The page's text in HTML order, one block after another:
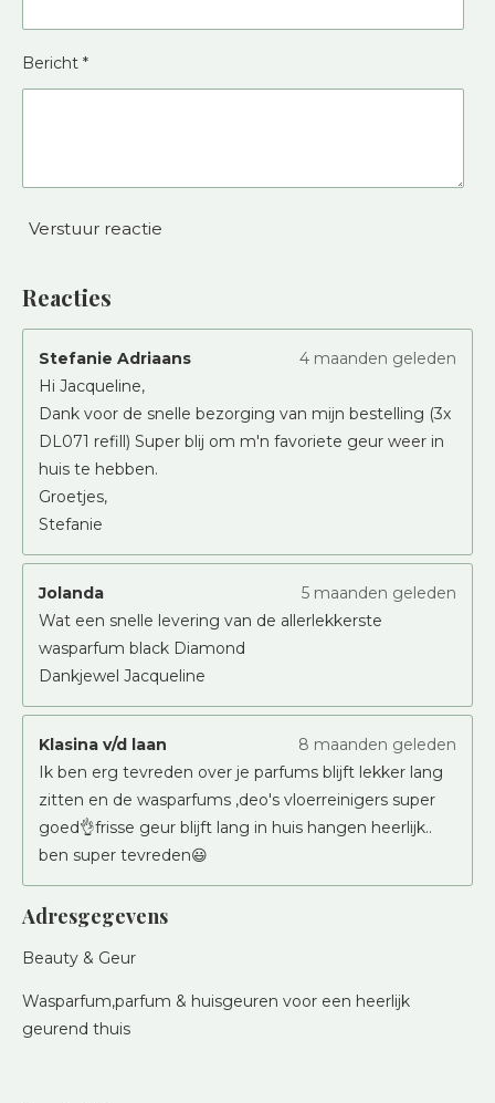
Bericht *
Verstuur reactie
Reacties
Stefanie Adriaans
4 maanden geleden
Hi Jacqueline,
Dank voor de snelle bezorging van mijn bestelling (3x
DL071 refill) Super blij om m'n favoriete geur weer in
huis te hebben.
Groetjes,
Stefanie
Jolanda
5 maanden geleden
Wat een snelle levering van de allerlekkerste
wasparfum black Diamond
Dankjewel Jacqueline
Klasina v/d laan
8 maanden geleden
Ik ben erg tevreden over je parfums blijft lekker lang
zitten en de wasparfums ,deo's vloerreinigers super
goed👌frisse geur blijft lang in huis hangen heerlijk..
ben super tevreden😃
Adresgegevens
Beauty & Geur
Wasparfum,parfum & huisgeuren voor een heerlijk
geurend thuis